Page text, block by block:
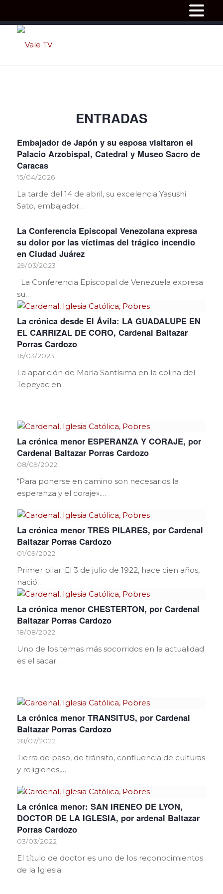
ENTRADAS
Embajador de Japón y su esposa visitaron el
Palacio Arzobispal, Catedral y Museo Sacro de
Caracas
15/04/2026
La tarde del 14 de abril, su excelencia Yasushi
Sato, embajador…
La Conferencia Episcopal Venezolana expresa
su dolor por las víctimas del trágico incendio
en Ciudad Juárez
29/03/2023
La Conferencia Episcopal de Venezuela expresa
su…
La crónica desde El Ávila: LA GUADALUPE EN
EL CARRIZAL DE CORO, Cardenal Baltazar
Porras Cardozo
16/03/2023
La aparición de María Santísima en la colina del
Tepeyac en…
La crónica menor ESPERANZA Y CORAJE, por
Cardenal Baltazar Porras Cardozo
08/09/2022
“Para ponerse en camino son necesarios la
esperanza y el coraje».…
La crónica menor TRES PILARES, por Cardenal
Baltazar Porras Cardozo
01/09/2022
Primer pilar: El 3 de julio de 1922, hace cien años,
nació…
La crónica menor CHESTERTON, por Cardenal
Baltazar Porras Cardozo
18/08/2022
Uno de los temas más socorridos en la actualidad
es el sacar…
La crónica menor TRANSITUS, por Cardenal
Baltazar Porras Cardozo
28/07/2022
Tierra de paso, de tránsito, confluencia de culturas
y religiones,…
La crónica menor: SAN IRENEO DE LYON,
DOCTOR DE LA IGLESIA, por ardenal Baltazar
Porras Cardozo
03/03/2022
El título de doctor es uno de los reconocimientos
de la Iglesia…